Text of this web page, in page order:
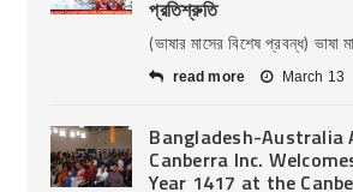
প্রতিশ্রুতি
(ভাষার মাসের বিশেষ প্রবন্ধ) ভাষা
read more March 13
Bangladesh-Australia
Canberra Inc.
Year 1417 at the